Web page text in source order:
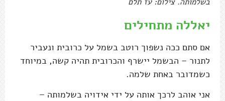
יאללה מתחילים
אם סתם ככה נשפוך רוטב בשמל על כרובית ונעביר
לתנור – הבשמל יישרף והכרובית תהיה קשה, במיוחד
כשמדובר באחת שלמה.
אני אוהב לרכך אותה על ידי אידויה בשלמותה –